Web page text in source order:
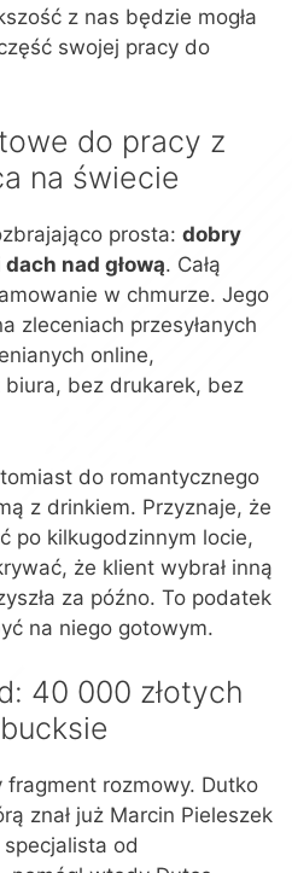
z nas będzie mogła
swojej pracy do
do pracy z
na świecie
prosta: dobry
nad głową. Całą
w chmurze. Jego
zleceniach przesyłanych
online,
bez drukarek, bez
do romantycznego
z drinkiem. Przyznaje, że
po kilkugodzinnym locie,
że klient wybrał inną
za późno. To podatek
na niego gotowym.
40 000 złotych
rozmowy. Dutko
znał już Marcin Pieleszek
od